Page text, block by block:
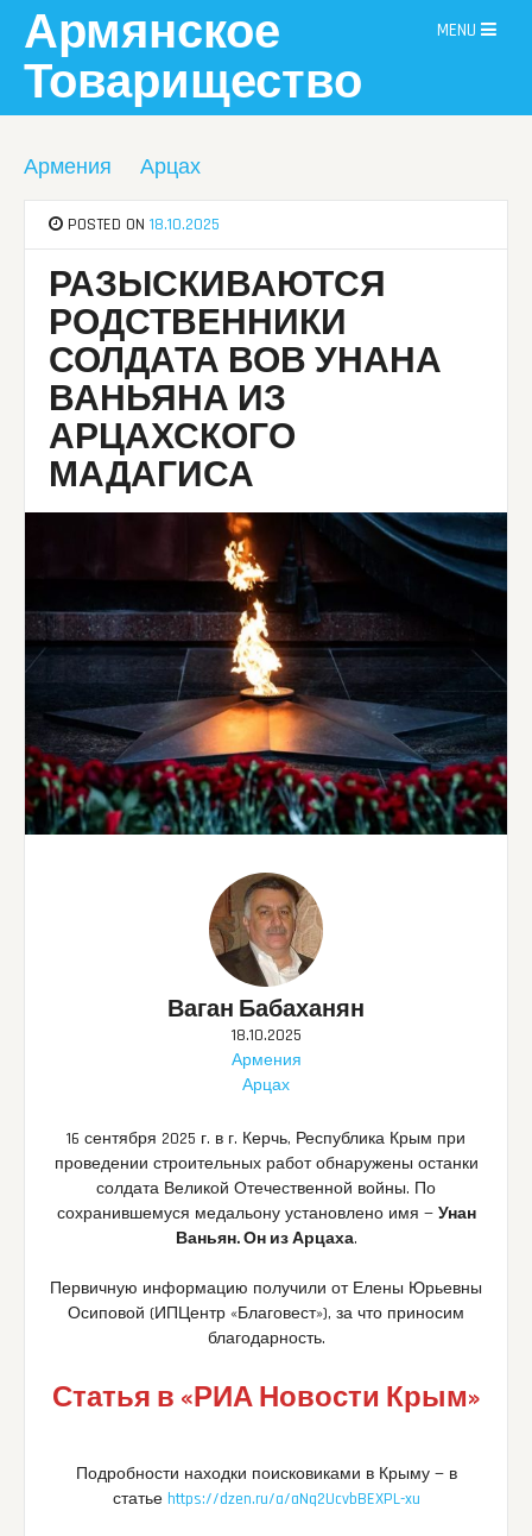
content
Армянское
Товарищество
MENU
Армения Арцах
POSTED ON18.10.2025
РАЗЫСКИВАЮТСЯ
РОДСТВЕННИКИ
СОЛДАТА ВОВ УНАНА
ВАНЬЯНА ИЗ
АРЦАХСКОГО
МАДАГИСА
Ваган Бабаханян
18.10.2025
Армения
Арцах
16 сентября 2025 г. в г. Керчь, Республика Крым при
проведении строительных работ обнаружены останки
солдата Великой Отечественной войны. По
сохранившемуся медальону установлено имя — Унан
Ваньян. Он из Арцаха.
Первичную информацию получили от Елены Юрьевны
Осиповой (ИПЦентр «Благовест»), за что приносим
благодарность.
Статья в «РИА Новости Крым»
Подробности находки поисковиками в Крыму — в
статье https://dzen.ru/a/aNq2UcvbBEXPL-xu